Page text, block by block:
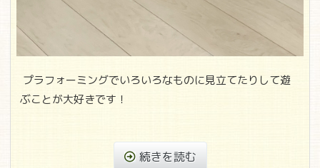
プラフォーミングでいろいろなものに見立てたりして遊
ぶことが大好きです！
続きを読む